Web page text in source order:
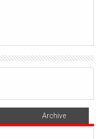
Archive